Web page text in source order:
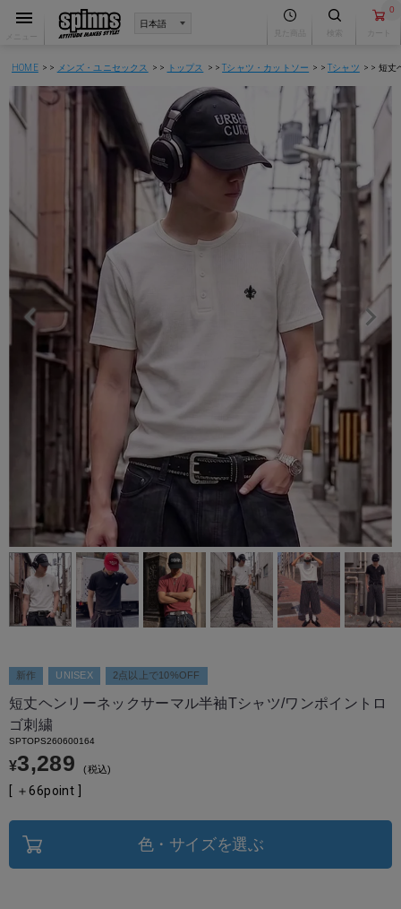
0
HOME メンズ・ユニセックス トップス Tシャツ・カットソー Tシャツ 短丈
新作 UNISEX 2点以上で10%OFF
短丈ヘンリーネックサーマル半袖Tシャツ/ワンポイントロ
ゴ刺繍
SPTOPS260600164
¥3,289 税込
[ ＋66point ]
色・サイズを選ぶ